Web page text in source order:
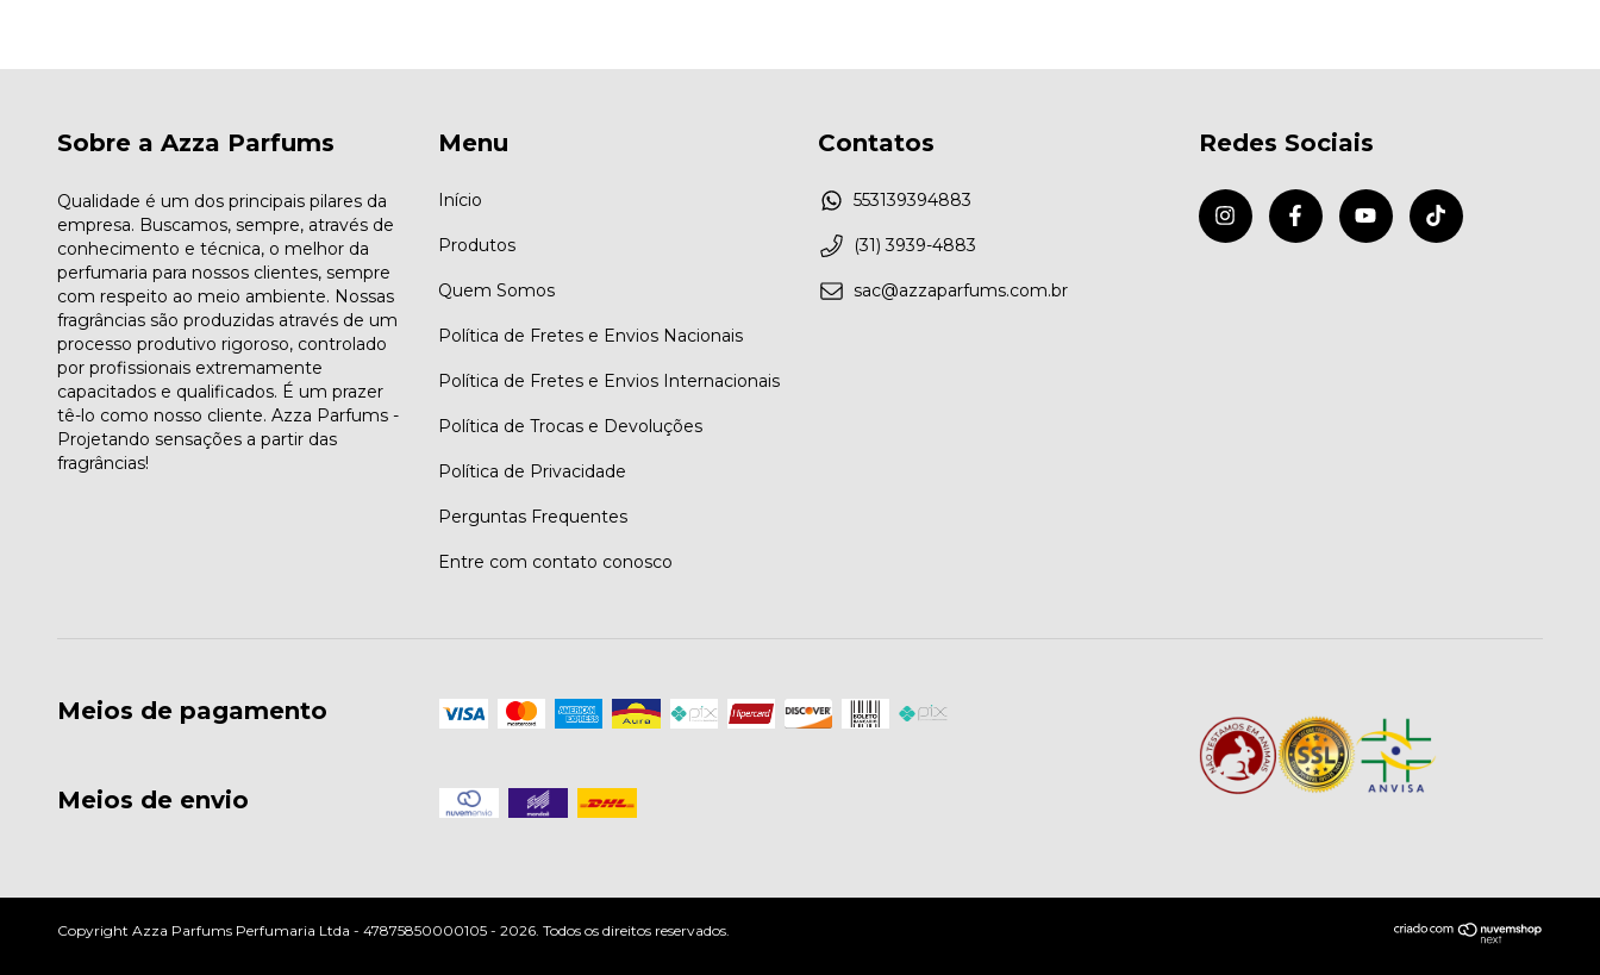
Sobre a Azza Parfums
Qualidade é um dos principais pilares da
empresa. Buscamos, sempre, através de
conhecimento e técnica, o melhor da
perfumaria para nossos clientes, sempre
com respeito ao meio ambiente. Nossas
fragrâncias são produzidas através de um
processo produtivo rigoroso, controlado
por profissionais extremamente
capacitados e qualificados. É um prazer
tê-lo como nosso cliente. Azza Parfums -
Projetando sensações a partir das
fragrâncias!
Menu
Início
Produtos
Quem Somos
Política de Fretes e Envios Nacionais
Política de Fretes e Envios Internacionais
Política de Trocas e Devoluções
Política de Privacidade
Perguntas Frequentes
Entre com contato conosco
Contatos
553139394883
(31) 3939-4883
sac@azzaparfums.com.br
Redes Sociais
Meios de pagamento
Meios de envio
Copyright Azza Parfums Perfumaria Ltda - 47875850000105 - 2026. Todos os direitos reservados.